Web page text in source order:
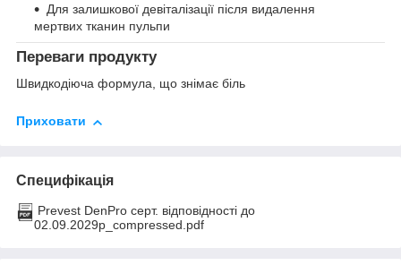
Для залишкової девіталізації після видалення
мертвих тканин пульпи
Переваги продукту
Швидкодіюча формула, що знімає біль
Приховати
Специфікація
Prevest DenPro серт. відповідності до
02.09.2029р_compressed.pdf